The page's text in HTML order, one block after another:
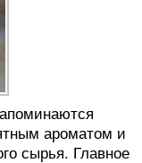
ароматом и
сырья. Главное